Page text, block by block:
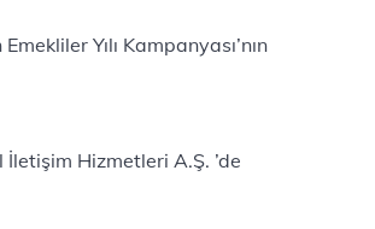
Yılı Kampanyası’nın
Hizmetleri A.Ş. ’de